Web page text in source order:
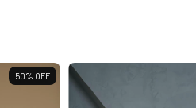
50% OFF